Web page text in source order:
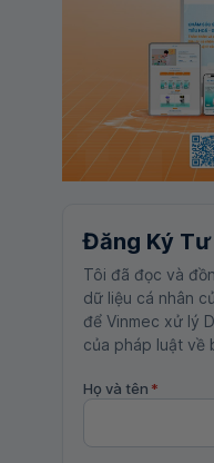
Đăng Ký Tư
Tôi đã đọc và
dữ liệu cá nhân
để Vinmec xử lý
của pháp luật về
Họ và tên *